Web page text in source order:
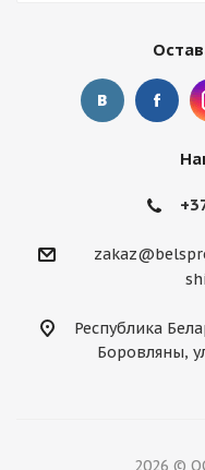
Республика
Боровляны,
2026 ©